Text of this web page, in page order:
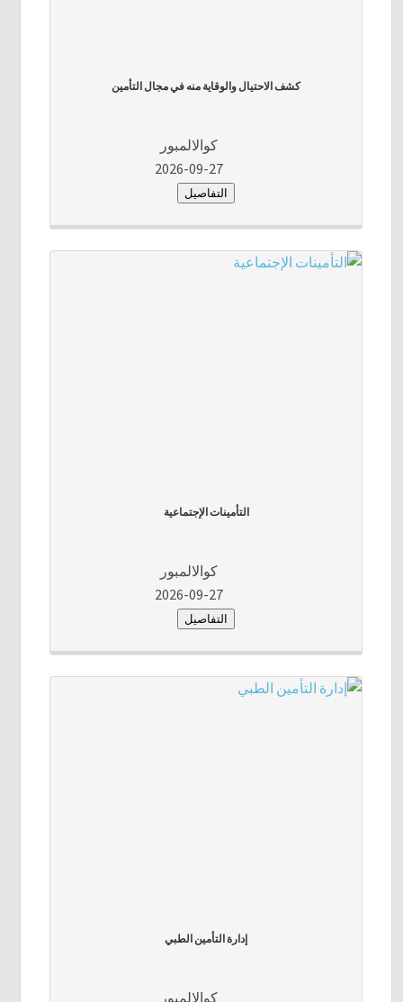
كشف الاحتيال والوقاية منه في مجال التأمين
كوالالمبور
2026-09-27
التفاصيل
التأمينات الإجتماعية
كوالالمبور
2026-09-27
التفاصيل
إدارة التأمين الطبي
كوالالمبور